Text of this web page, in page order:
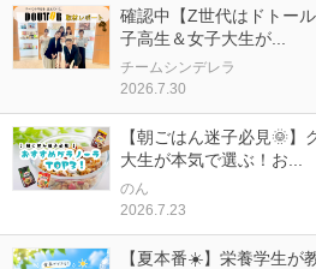
確認中【Z世代はドトー
子高生＆女子大生が...
チームシンデレラ
2026.7.30
【朝ごはん迷子必見🌞
大生が本気で選ぶ！お...
のん
2026.7.23
【夏本番☀️】栄養学生が